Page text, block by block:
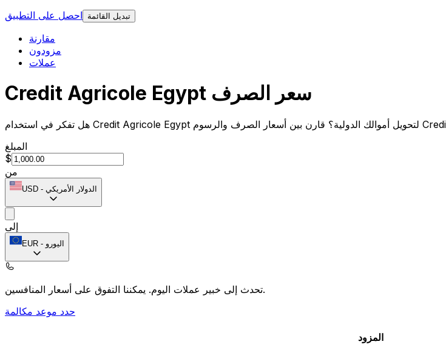
احصل على التطبيق
تبديل القائمة
مقارنة
مزودون
عملات
Credit Agricole Egypt سعر الصرف
المبلغ
$
من
USD - الدولار الأمريكي
إلى
EUR - اليورو
تحدث إلى خبير عملات اليوم.يمكننا التفوق على أسعار المنافسين.
حدد موعد مكالمة
المزود